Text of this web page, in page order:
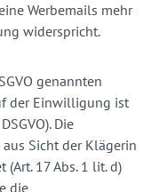
Werbemails mehr
widerspricht.
genannten
der Einwilligung ist
Die
Sicht der Klägerin
17 Abs. 1 lit. d)
die